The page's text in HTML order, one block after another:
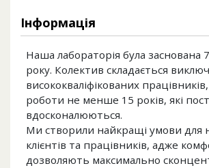
Інформація
Наша лабораторія була заснована
року. Колектив складається
висококваліфікованих
роботи не менше 15 років, які
вдосконалюються.
Ми створили найкращі умови для
клієнтів та працівників, адже
дозволяють мак­симально